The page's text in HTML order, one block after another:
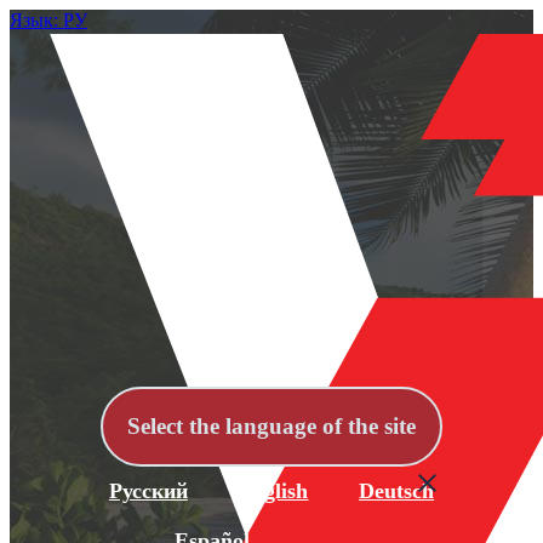
Язык: РУ
Select the language of the site
Русский English Deutsch